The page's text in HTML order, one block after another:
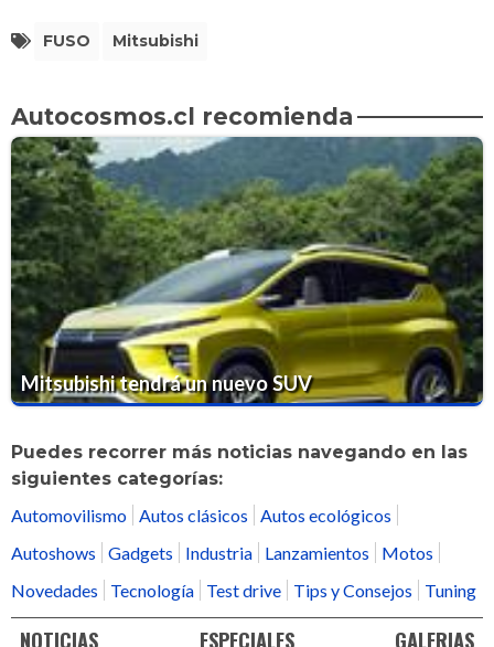
FUSO Mitsubishi
Autocosmos.cl recomienda
Mitsubishi tendrá un nuevo SUV
Puedes recorrer más noticias navegando en las
siguientes categorías:
Automovilismo Autos clásicos
Autos ecológicos
Autoshows
Gadgets Industria Lanzamientos
Motos
Novedades
Tecnología Test drive Tips y Consejos Tuning
NOTICIAS ESPECIALES GALERIAS